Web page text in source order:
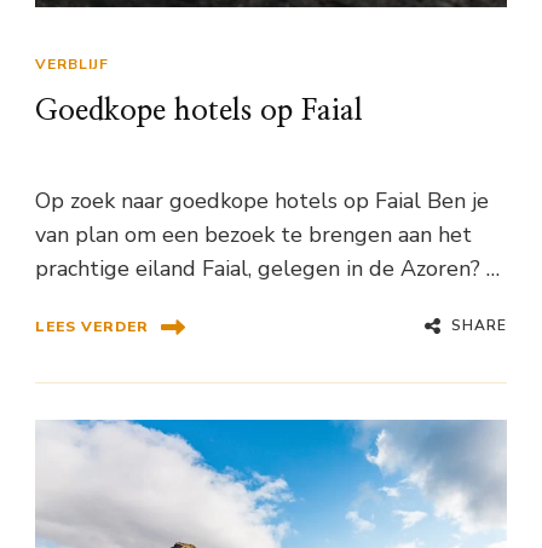
VERBLIJF
Goedkope hotels op Faial
Op zoek naar goedkope hotels op Faial Ben je
van plan om een bezoek te brengen aan het
prachtige eiland Faial, gelegen in de Azoren? …
LEES VERDER SHARE